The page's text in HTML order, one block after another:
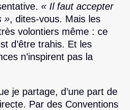
« Il faut accepter
», dites-vous. Mais les
volontiers même : ce
d’être trahis. Et les
n’inspirent pas la
je partage, d’une part de
Par des Conventions